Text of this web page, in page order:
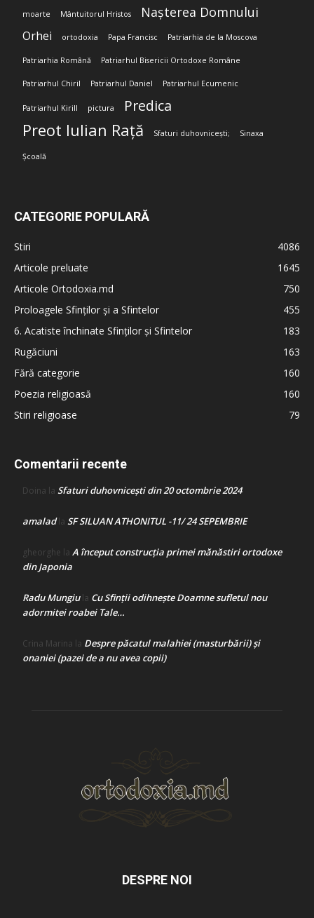
moarte Mântuitorul Hristos Nașterea Domnului
Orhei ortodoxia Papa Francisc Patriarhia de la Moscova
Patriarhia Română Patriarhul Bisericii Ortodoxe Române
Patriarhul Chiril Patriarhul Daniel Patriarhul Ecumenic
Patriarhul Kirill pictura Predica
Preot Iulian Rață Sfaturi duhovnicești; Sinaxa
Școală
CATEGORIE POPULARĂ
Stiri
4086
Articole preluate
1645
Articole Ortodoxia.md
750
Proloagele Sfinților și a Sfintelor
455
6. Acatiste închinate Sfinților și Sfintelor
183
Rugăciuni
163
Fără categorie
160
Poezia religioasă
160
Stiri religioase
79
Comentarii recente
Doina la Sfaturi duhovnicești din 20 octombrie 2024
amaladla SF SILUAN ATHONITUL -11/ 24 SEPEMBRIE
gheorghe la A început construcţia primei mănăstiri ortodoxe
din Japonia
Radu Mungiula Cu Sfinții odihnește Doamne sufletul nou
adormitei roabei Tale…
Crina Marina la Despre păcatul malahiei (masturbării) şi
onaniei (pazei de a nu avea copii)
DESPRE NOI